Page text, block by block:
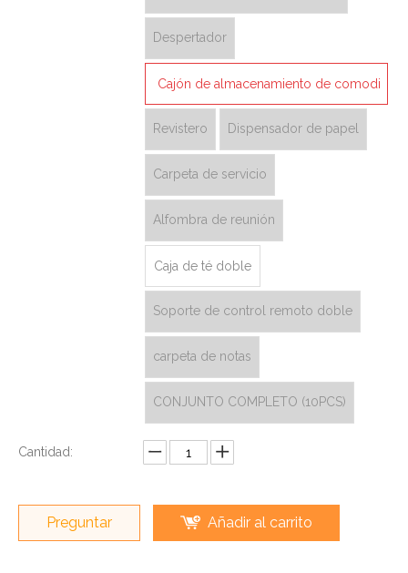
Despertador
Cajón de almacenamiento de comodi
Revistero
Dispensador de papel
Carpeta de servicio
Alfombra de reunión
Caja de té doble
Soporte de control remoto doble
carpeta de notas
CONJUNTO COMPLETO (10PCS)
Cantidad:
Preguntar Añadir al carrito